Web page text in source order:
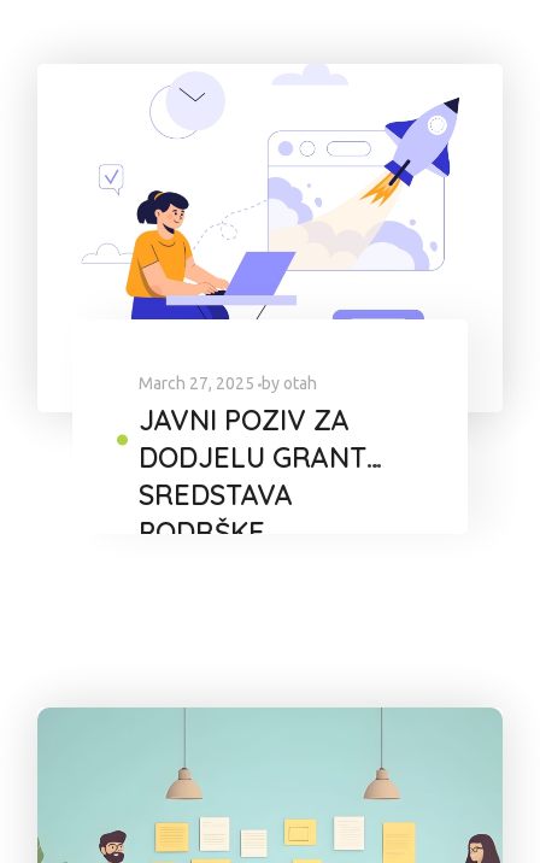
March 27, 2025 by otah
JAVNI POZIV ZA
DODJELU GRANT
SREDSTAVA
PODRŠKE
DRUŠTVA SA
BIJELJINA